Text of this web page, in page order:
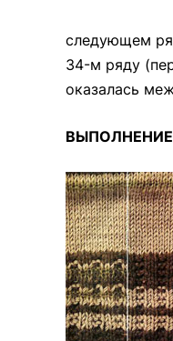
следующем
34-м ряду
оказалась